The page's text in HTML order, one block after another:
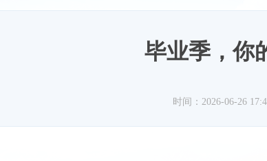
毕业季，你
时间：2026-06-26